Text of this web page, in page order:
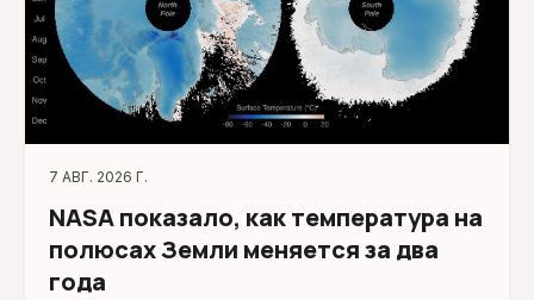
7 АВГ. 2026 Г.
NASA показало, как температура на
полюсах Земли меняется за два
года